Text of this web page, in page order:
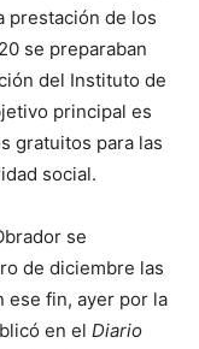
prestación de los
se preparaban
del Instituto de
principal es
gratuitos para las
social.
se
de diciembre las
ese fin, ayer por la
en el Diario